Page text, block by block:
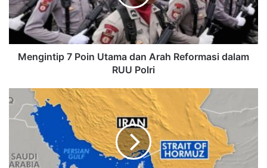
Mengintip 7 Poin Utama dan Arah Reformasi dalam
RUU Polri